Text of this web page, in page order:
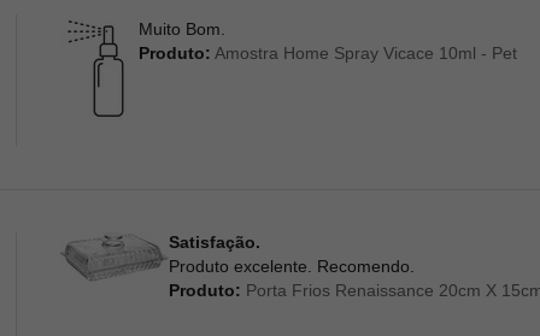
Muito Bom.
Produto: Amostra Home Spray Vicace 10ml - Pet
Satisfação.
Produto excelente. Recomendo.
Produto: Porta Frios Renaissance 20cm X